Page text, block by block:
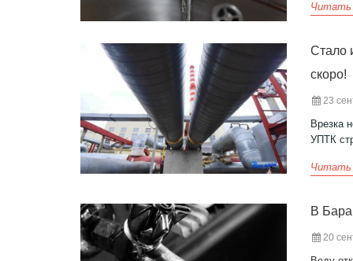
Читать
Стало
скоро!
23
Врезка
УПТК
Читать
В
20